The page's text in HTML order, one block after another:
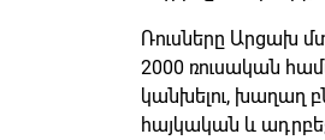
Ռուսները Արցախ
2000 ռուսական
կանխելու, խաղաղ
հայկական և